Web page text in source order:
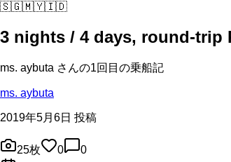
🇸🇬🇲🇾🇮🇩
3 nights / 4 days, round-trip
ms. aybuta さんの1回目の乗船記
ms. aybuta
2019年5月6日 投稿
25枚 0 0